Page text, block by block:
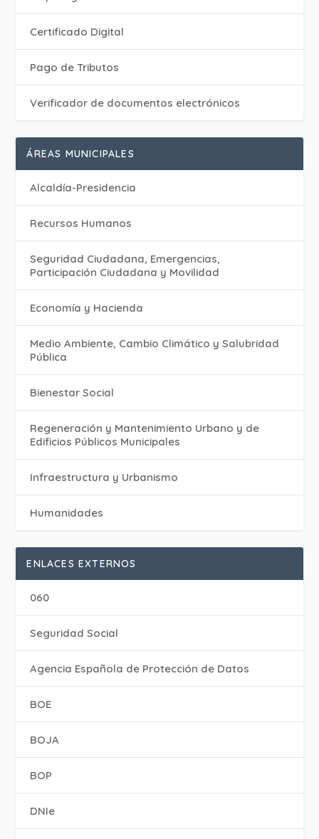
Certificado Digital
Pago de Tributos
Verificador de documentos electrónicos
ÁREAS MUNICIPALES
Alcaldía-Presidencia
Recursos Humanos
Seguridad Ciudadana, Emergencias,
Participación Ciudadana y Movilidad
Economía y Hacienda
Medio Ambiente, Cambio Climático y Salubridad
Pública
Bienestar Social
Regeneración y Mantenimiento Urbano y de
Edificios Públicos Municipales
Infraestructura y Urbanismo
Humanidades
ENLACES EXTERNOS
060
Seguridad Social
Agencia Española de Protección de Datos
BOE
BOJA
BOP
DNIe